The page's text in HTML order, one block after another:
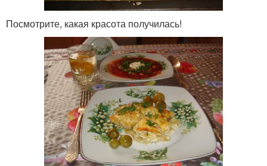
Посмотрите, какая красота получилась!